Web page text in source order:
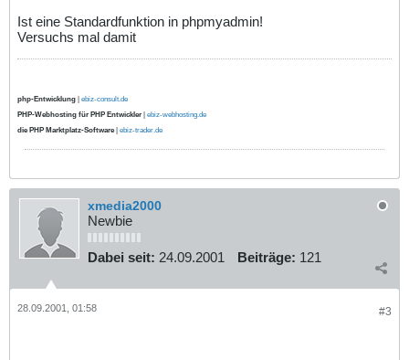
Ist eine Standardfunktion in phpmyadmin!
Versuchs mal damit
php-Entwicklung | ebiz-consult.de
PHP-Webhosting für PHP Entwickler | ebiz-webhosting.de
die PHP Marktplatz-Software | ebiz-trader.de
xmedia2000
Newbie
Dabei seit: 24.09.2001 Beiträge: 121
#3
28.09.2001, 01:58